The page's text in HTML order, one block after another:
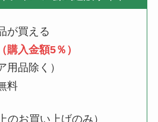
が買える
購入金額5％）
用品除く）
料
のお買い上げのみ ）